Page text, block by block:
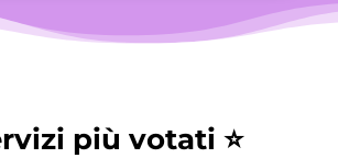
più votati ⭐